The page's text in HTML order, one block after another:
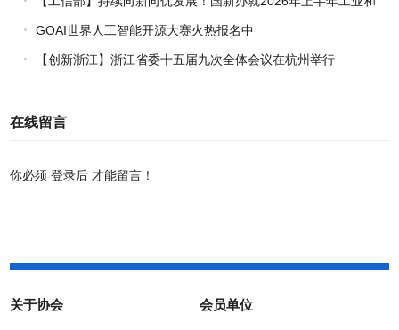
信息化发展情况举行新闻发布会
GOAI世界人工智能开源大赛火热报名中
【创新浙江】浙江省委十五届九次全体会议在杭州举行
在线留言
你必须登录后 才能留言！
关于协会 会员单位